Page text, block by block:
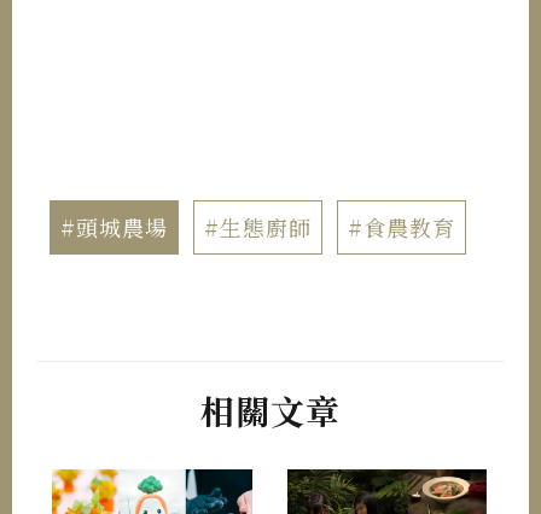
#頭城農場 #生態廚師 #食農教育
相關文章